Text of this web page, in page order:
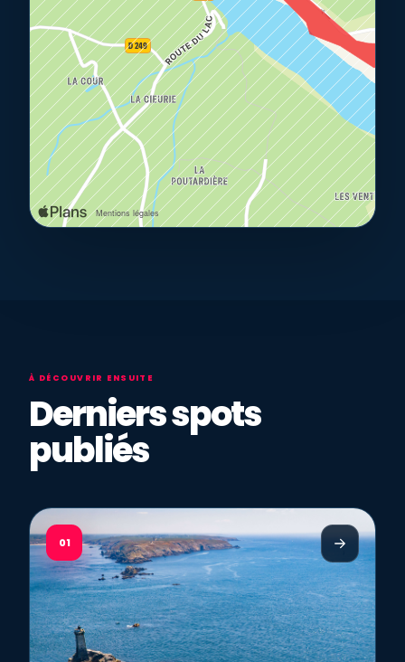
À DÉCOUVRIR ENSUITE
Derniers spots
publiés
01